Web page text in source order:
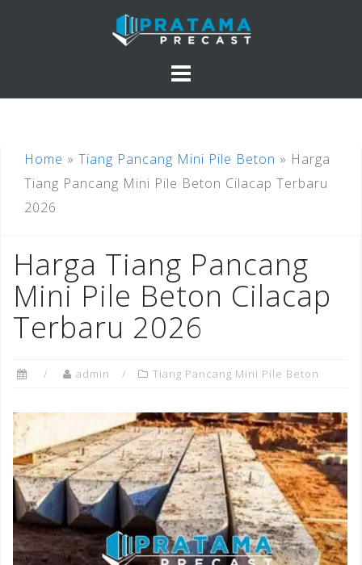
Home » Tiang Pancang Mini Pile Beton » Harga
Tiang Pancang Mini Pile Beton Cilacap Terbaru
2026
Harga Tiang Pancang
Mini Pile Beton Cilacap
Terbaru 2026
admin Tiang Pancang Mini Pile Beton